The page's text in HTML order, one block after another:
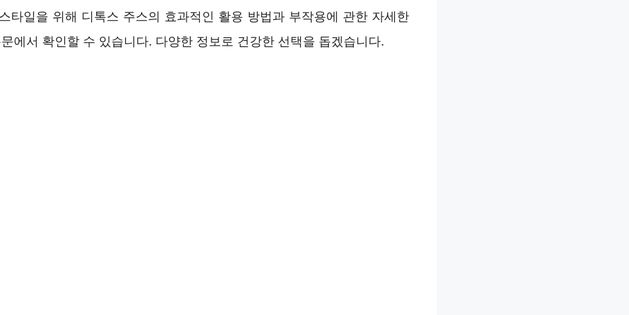
타일을 위해 디톡스 주스의 효과적인 활용 방법과 부작용에 관한 자세한
에서 확인할 수 있습니다. 다양한 정보로 건강한 선택을 돕겠습니다.